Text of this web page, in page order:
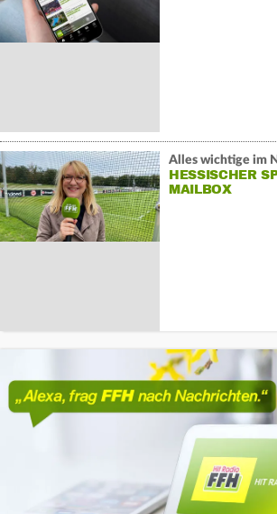
Alles wichtige im
HESSISCHER
MAILBOX